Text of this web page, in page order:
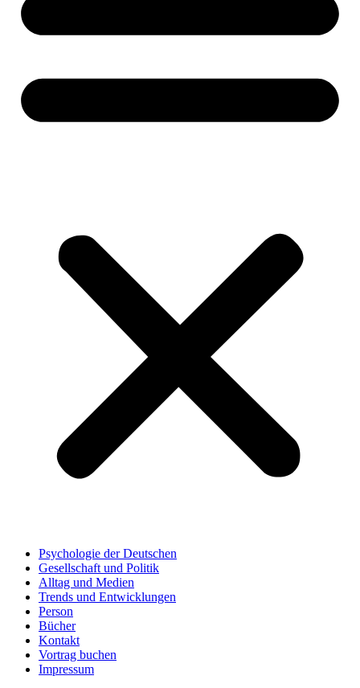
Psychologie der Deutschen
Gesellschaft und Politik
Alltag und Medien
Trends und Entwicklungen
Person
Bücher
Kontakt
Vortrag buchen
Impressum